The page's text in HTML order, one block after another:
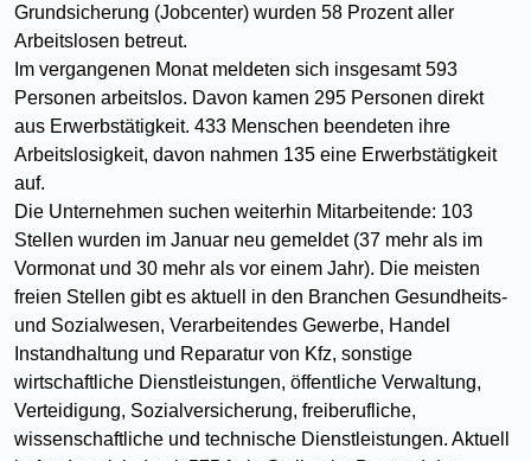
Grundsicherung (Jobcenter) wurden 58 Prozent aller
Arbeitslosen betreut.
Im vergangenen Monat meldeten sich insgesamt 593
Personen arbeitslos. Davon kamen 295 Personen direkt
aus Erwerbstätigkeit. 433 Menschen beendeten ihre
Arbeitslosigkeit, davon nahmen 135 eine Erwerbstätigkeit
auf.
Die Unternehmen suchen weiterhin Mitarbeitende: 103
Stellen wurden im Januar neu gemeldet (37 mehr als im
Vormonat und 30 mehr als vor einem Jahr). Die meisten
freien Stellen gibt es aktuell in den Branchen Gesundheits-
und Sozialwesen, Verarbeitendes Gewerbe, Handel
Instandhaltung und Reparatur von Kfz, sonstige
wirtschaftliche Dienstleistungen, öffentliche Verwaltung,
Verteidigung, Sozialversicherung, freiberufliche,
wissenschaftliche und technische Dienstleistungen. Aktuell